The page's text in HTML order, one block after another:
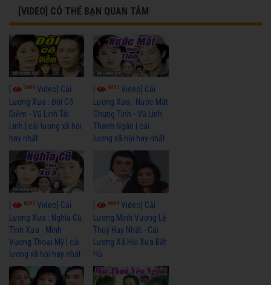
[VIDEO] CÓ THỂ BẠN QUAN TÂM
7688 Video] Cải
Lương Xưa : Đời Cô
Diễm - Vũ Linh Tài
Linh | cải lương xã hội
hay nhất
6937Video] Cải
Lương Xưa : Nước Mắt
Chung Tình - Vũ Linh
Thanh Ngân | cải
lương xã hội hay nhất
6083 Video] Cải
Lương Xưa : Nghĩa Cũ
Tình Xưa - Minh
Vương Thoại Mỹ | cải
lương xã hội hay nhất
6698Video] Cải
Lương Minh Vương Lệ
Thuỷ Hay Nhất - Cải
Lương Xã Hội Xưa Bất
Hủ